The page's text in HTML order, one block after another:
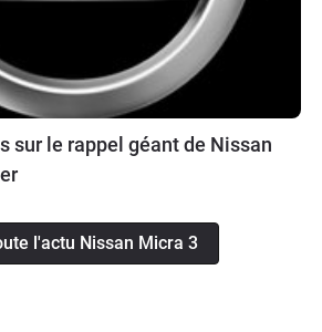
sur le rappel géant de Nissan
l'actu Nissan Micra 3